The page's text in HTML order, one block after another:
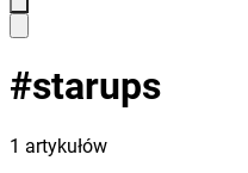
#starups
1 artykułów